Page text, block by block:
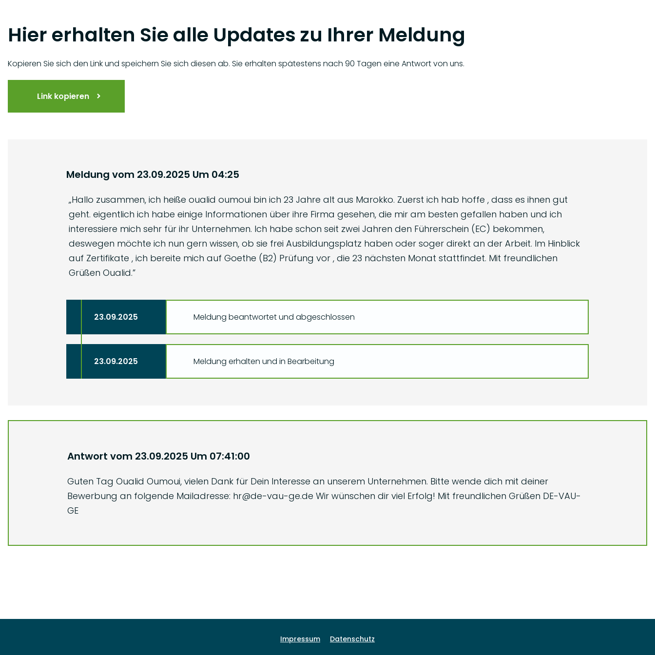
Hier erhalten Sie alle Updates zu Ihrer Meldung
Kopieren Sie sich den Link und speichern Sie sich diesen ab. Sie erhalten spätestens nach 90 Tagen eine Antwort von uns.
Link kopieren
Meldung vom 23.09.2025 Um 04:25
„Hallo zusammen, ich heiße oualid oumoui bin ich 23 Jahre alt aus Marokko. Zuerst ich hab hoffe , dass es ihnen gut
geht. eigentlich ich habe einige Informationen über ihre Firma gesehen, die mir am besten gefallen haben und ich
interessiere mich sehr für ihr Unternehmen. Ich habe schon seit zwei Jahren den Führerschein (EC) bekommen,
deswegen möchte ich nun gern wissen, ob sie frei Ausbildungsplatz haben oder soger direkt an der Arbeit. Im Hinblick
auf Zertifikate , ich bereite mich auf Goethe (B2) Prüfung vor , die 23 nächsten Monat stattfindet. Mit freundlichen
Grüßen Oualid.”
23.09.2025 Meldung beantwortet und abgeschlossen
23.09.2025 Meldung erhalten und in Bearbeitung
Antwort vom 23.09.2025 Um 07:41:00
Guten Tag Oualid Oumoui, vielen Dank für Dein Interesse an unserem Unternehmen. Bitte wende dich mit deiner
Bewerbung an folgende Mailadresse: hr@de-vau-ge.de Wir wünschen dir viel Erfolg! Mit freundlichen Grüßen DE-VAU-
GE
Impressum Datenschutz